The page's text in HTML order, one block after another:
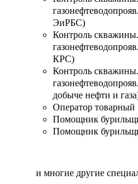
ЭиРБС)
Контроль
КРС)
Контроль
добыче нефти и
Оператор товарный
Помощник
Помощник
и многие другие